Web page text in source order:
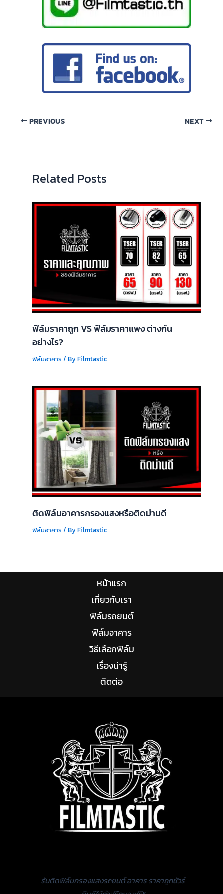
PREVIOUS NEXT
Related Posts
ฟิล์มราคาถูก VS ฟิล์มราคาแพง ต่างกัน
อย่างไร?
ฟิล์มอาคาร / ByFilmtastic
ติดฟิล์มอาคารกรองแสงหรือติดม่านดี
ฟิล์มอาคาร / ByFilmtastic
หน้าแรก
เกี่ยวกับเรา
ฟิล์มรถยนต์
ฟิล์มอาคาร
วิธีเลือกฟิล์ม
เรื่องน่ารู้
ติดต่อ
รับติดฟิล์มกรองแสงรถยนต์ อาคาร ราคาถูกชัวร์